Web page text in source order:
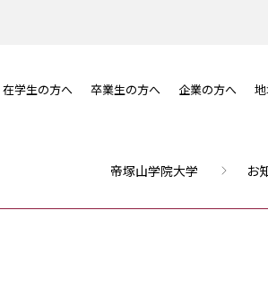
在学生の方へ 卒業生の方へ 企業の方へ
帝塚山学院大学 お